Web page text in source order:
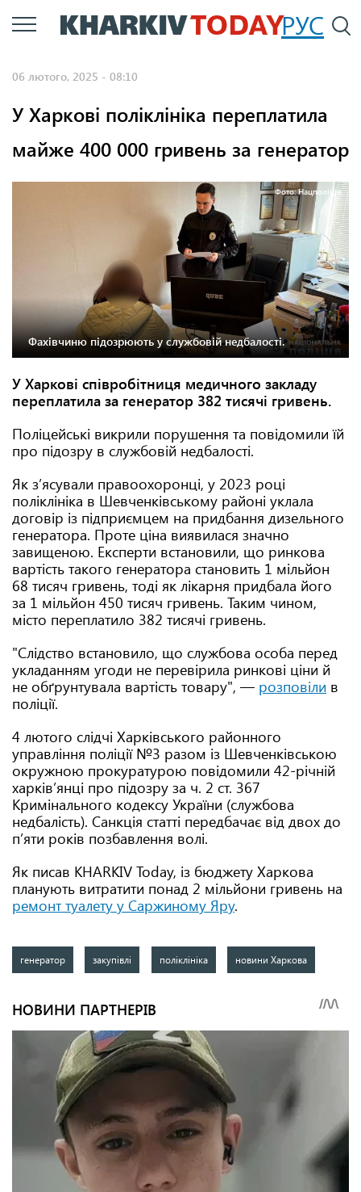
Перейти
до
РУС
06 лютого, 2025 - 08:10
У Харкові поліклініка переплатила
майже 400 000 гривень за генератор
Фото: Нацполіція
Фахівчиню підозрюють у службовій недбалості.
У Харкові співробітниця медичного закладу
переплатила за генератор 382 тисячі гривень.
Поліцейські викрили порушення та повідомили їй
про підозру в службовій недбалості.
Як з’ясували правоохоронці, у 2023 році
поліклініка в Шевченківському районі уклала
договір із підприємцем на придбання дизельного
генератора. Проте ціна виявилася значно
завищеною. Експерти встановили, що ринкова
вартість такого генератора становить 1 мільйон
68 тисяч гривень, тоді як лікарня придбала його
за 1 мільйон 450 тисяч гривень. Таким чином,
місто переплатило 382 тисячі гривень.
"Слідство встановило, що службова особа перед
укладанням угоди не перевірила ринкові ціни й
не обґрунтувала вартість товару", — розповіли в
поліції.
4 лютого слідчі Харківського районного
управління поліції №3 разом із Шевченківською
окружною прокуратурою повідомили 42-річній
харків’янці про підозру за ч. 2 ст. 367
Кримінального кодексу України (службова
недбалість). Санкція статті передбачає від двох до
п’яти років позбавлення волі.
Як писав KHARKIV Today, із бюджету Харкова
планують витратити понад 2 мільйони гривень на
ремонт туалету у Саржиному Яру.
генератор закупівлі поліклініка новини Харкова